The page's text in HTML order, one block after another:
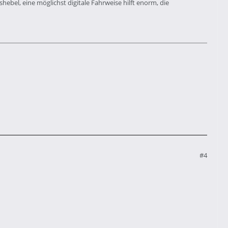
eine möglichst digitale Fahrweise hilft enorm, die
#4